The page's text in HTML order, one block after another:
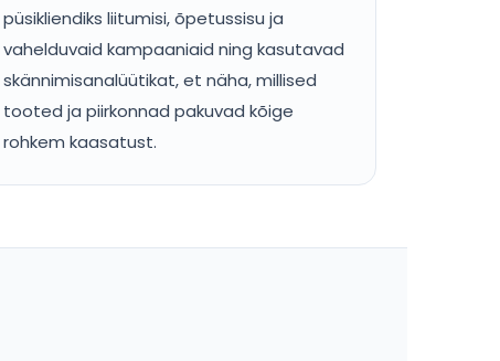
püsikliendiks liitumisi, õpetussisu ja
vahelduvaid kampaaniaid ning kasutavad
skännimisanalüütikat, et näha, millised
tooted ja piirkonnad pakuvad kõige
rohkem kaasatust.